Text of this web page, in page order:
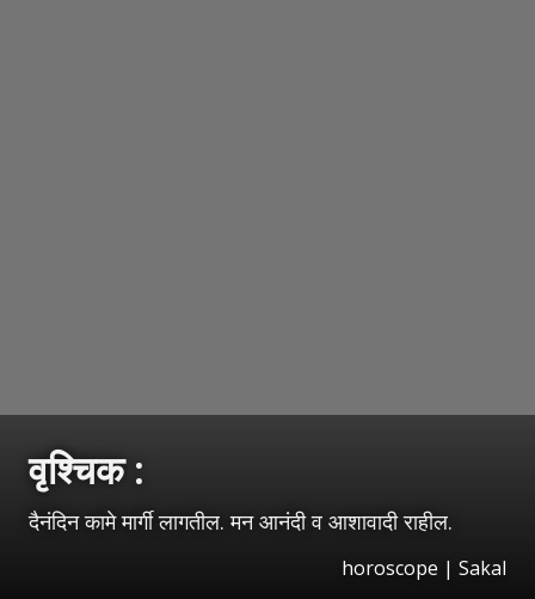
वृश्‍चिक :
दैनंदिन कामे मार्गी लागतील. मन आनंदी व आशावादी राहील.
horoscope | Sakal